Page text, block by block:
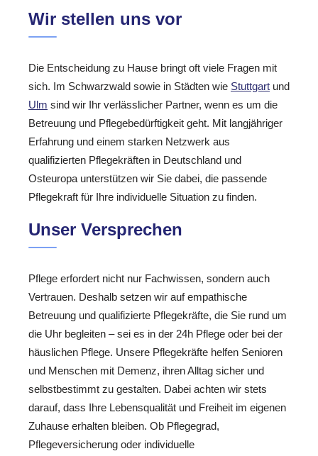
Wir stellen uns vor
Die Entscheidung zu Hause bringt oft viele Fragen mit
sich. Im Schwarzwald sowie in Städten wie Stuttgart und
Ulm sind wir Ihr verlässlicher Partner, wenn es um die
Betreuung und Pflegebedürftigkeit geht. Mit langjähriger
Erfahrung und einem starken Netzwerk aus
qualifizierten Pflegekräften in Deutschland und
Osteuropa unterstützen wir Sie dabei, die passende
Pflegekraft für Ihre individuelle Situation zu finden.
Unser Versprechen
Pflege erfordert nicht nur Fachwissen, sondern auch
Vertrauen. Deshalb setzen wir auf empathische
Betreuung und qualifizierte Pflegekräfte, die Sie rund um
die Uhr begleiten – sei es in der 24h Pflege oder bei der
häuslichen Pflege. Unsere Pflegekräfte helfen Senioren
und Menschen mit Demenz, ihren Alltag sicher und
selbstbestimmt zu gestalten. Dabei achten wir stets
darauf, dass Ihre Lebensqualität und Freiheit im eigenen
Zuhause erhalten bleiben. Ob Pflegegrad,
Pflegeversicherung oder individuelle